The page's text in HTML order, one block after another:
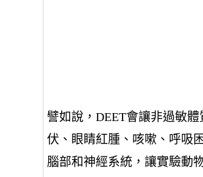
譬如說， DEET會讓非過敏
伏、眼睛紅腫、咳嗽、呼吸
腦部和神經系統 ，讓實驗動